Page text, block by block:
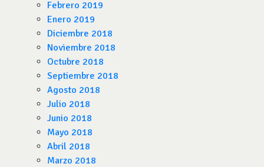
Febrero 2019
Enero 2019
Diciembre 2018
Noviembre 2018
Octubre 2018
Septiembre 2018
Agosto 2018
Julio 2018
Junio 2018
Mayo 2018
Abril 2018
Marzo 2018